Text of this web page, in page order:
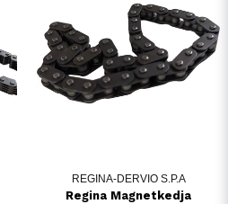
REGINA-DERVIO S.P.A
Regina Magnetkedja